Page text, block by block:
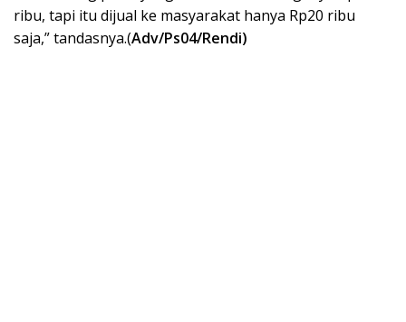
ribu, tapi itu dijual ke masyarakat hanya Rp20 ribu
saja,” tandasnya.(Adv/Ps04/Rendi)